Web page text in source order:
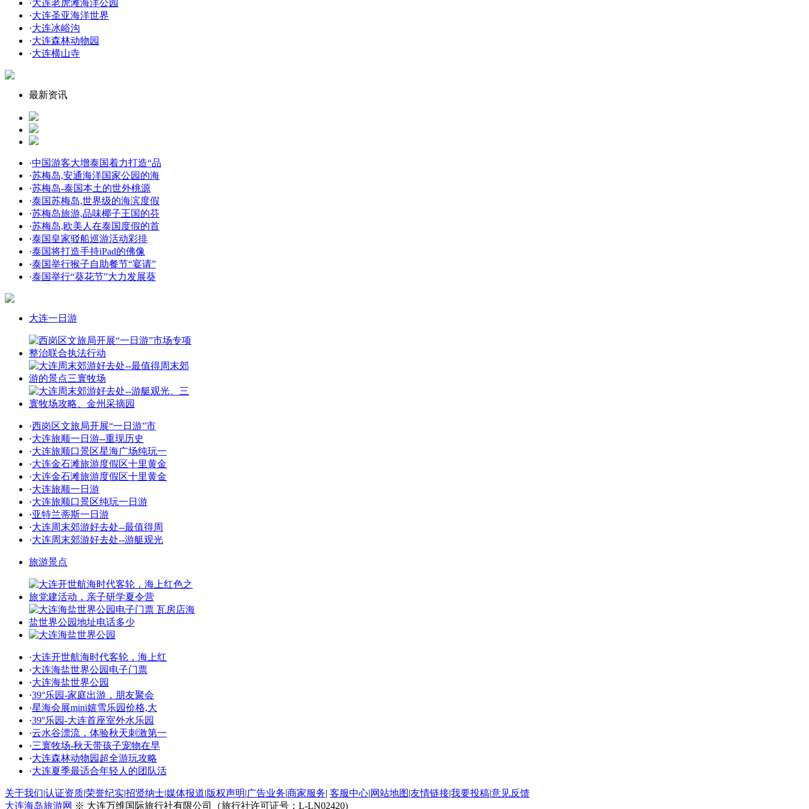
·大连老虎滩海洋公园
·大连圣亚海洋世界
·大连冰峪沟
·大连森林动物园
·大连横山寺
最新资讯
·中国游客大增泰国着力打造“品
·苏梅岛,安通海洋国家公园的海
·苏梅岛-泰国本土的世外桃源
·泰国苏梅岛,世界级的海滨度假
·苏梅岛旅游,品味椰子王国的芬
·苏梅岛,欧美人在泰国度假的首
·泰国皇家驳船巡游活动彩排
·泰国将打造手持iPad的佛像
·泰国举行猴子自助餐节“宴请”
·泰国举行“葵花节”大力发展葵
大连一日游
·西岗区文旅局开展“一日游”市
·大连旅顺一日游--重现历史
·大连旅顺口景区星海广场纯玩一
·大连金石滩旅游度假区十里黄金
·大连金石滩旅游度假区十里黄金
·大连旅顺一日游
·大连旅顺口景区纯玩一日游
·亚特兰蒂斯一日游
·大连周末郊游好去处--最值得周
·大连周末郊游好去处--游艇观光
旅游景点
·大连开世航海时代客轮，海上红
·大连海盐世界公园电子门票
·大连海盐世界公园
·39°乐园-家庭出游，朋友聚会
·星海会展mini嬉雪乐园价格,大
·39°乐园-大连首座室外水乐园
·云水谷漂流，体验秋天刺激第一
·三寰牧场-秋天带孩子宠物在早
·大连森林动物园超全游玩攻略
·大连夏季最适合年轻人的团队活
关于我们|认证资质|荣誉纪实|招贤纳士|媒体报道|版权声明|广告业务|商家服务| 客服中心|网站地图|友情链接|我要投稿|意见反馈
大连海岛旅游网 ※ 大连万维国际旅行社有限公司（旅行社许可证号：L-LN02420)